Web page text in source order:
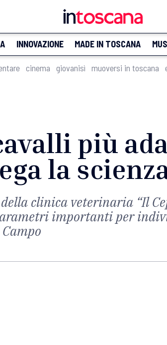
INNOVAZIONE MADE IN TOSCANA
cinema giovanisì muoversi in toscana
più
la
della clinica veterinaria “Il
importanti per